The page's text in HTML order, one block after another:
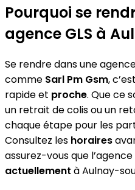
Pourquoi se
agence GLS à
Se rendre dans une
comme Sarl Pm Gsm,
rapide et proche. Que ce
un retrait de colis ou un
chaque étape pour les
Consultez les horaires
assurez-vous que
actuellement à Aulnay-